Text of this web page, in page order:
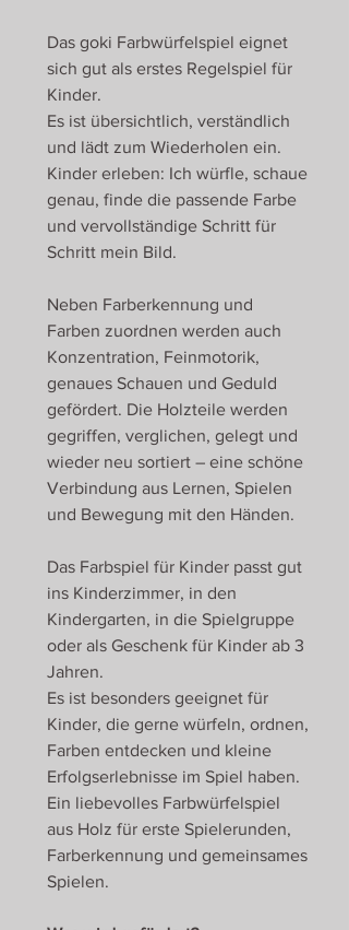
Das goki Farbwürfelspiel eignet
sich gut als erstes Regelspiel für
Kinder.
Es ist übersichtlich, verständlich
und lädt zum Wiederholen ein.
Kinder erleben: Ich würfle, schaue
genau, finde die passende Farbe
und vervollständige Schritt für
Schritt mein Bild.
Neben Farberkennung und
Farben zuordnen werden auch
Konzentration, Feinmotorik,
genaues Schauen und Geduld
gefördert. Die Holzteile werden
gegriffen, verglichen, gelegt und
wieder neu sortiert – eine schöne
Verbindung aus Lernen, Spielen
und Bewegung mit den Händen.
Das Farbspiel für Kinder passt gut
ins Kinderzimmer, in den
Kindergarten, in die Spielgruppe
oder als Geschenk für Kinder ab 3
Jahren.
Es ist besonders geeignet für
Kinder, die gerne würfeln, ordnen,
Farben entdecken und kleine
Erfolgserlebnisse im Spiel haben.
Ein liebevolles Farbwürfelspiel
aus Holz für erste Spielerunden,
Farberkennung und gemeinsames
Spielen.